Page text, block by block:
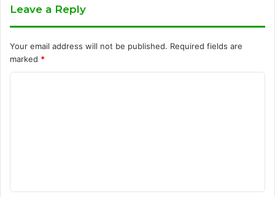
Leave a Reply
Your email address will not be published. Required fields are
marked *
t